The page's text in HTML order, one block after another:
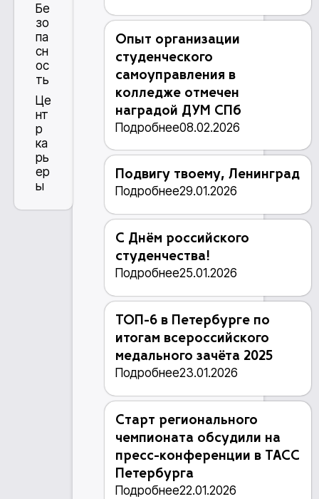
Бе
зо
па
сн
ос
ть
Це
нт
р
ка
рь
ер
ы
Опыт организации
студенческого
самоуправления в
колледже отмечен
наградой ДУМ СПб
Подробнее08.02.2026
Подвигу твоему, Ленинград
Подробнее29.01.2026
С Днём российского
студенчества!
Подробнее25.01.2026
ТОП-6 в Петербурге по
итогам всероссийского
медального зачёта 2025
Подробнее23.01.2026
Старт регионального
чемпионата обсудили на
пресс-конференции в ТАСС
Петербурга
Подробнее22.01.2026